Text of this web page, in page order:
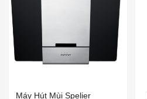
Máy Hút Mùi Spelier